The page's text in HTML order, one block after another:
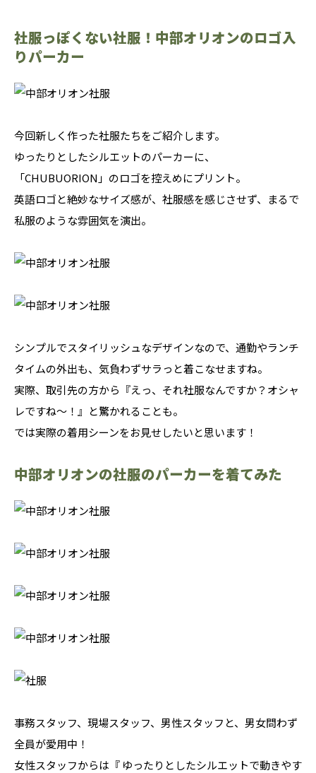
社服っぽくない社服！中部オリオンのロゴ入
りパーカー
今回新しく作った社服たちをご紹介します。
ゆったりとしたシルエットのパーカーに、
「CHUBUORION」のロゴを控えめにプリント。
英語ロゴと絶妙なサイズ感が、社服感を感じさせず、まるで
私服のような雰囲気を演出。
シンプルでスタイリッシュなデザインなので、通勤やランチ
タイムの外出も、気負わずサラっと着こなせますね。
実際、取引先の方から『えっ、それ社服なんですか？オシャ
レですね～！』と驚かれることも。
では実際の着用シーンをお見せしたいと思います！
中部オリオンの社服のパーカーを着てみた
事務スタッフ、現場スタッフ、男性スタッフと、男女問わず
全員が愛用中！
女性スタッフからは『 ゆったりとしたシルエットで動きやす